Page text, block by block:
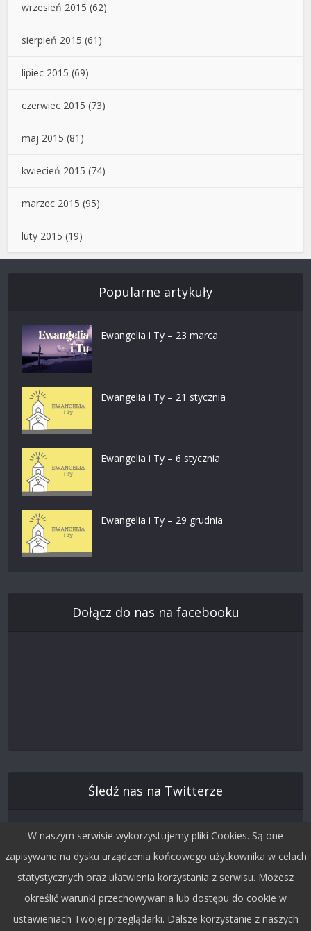
wrzesień 2015 (62)
sierpień 2015 (61)
lipiec 2015 (69)
czerwiec 2015 (73)
maj 2015 (81)
kwiecień 2015 (74)
marzec 2015 (95)
luty 2015 (19)
Popularne artykuły
Ewangelia i Ty – 23 marca
Ewangelia i Ty – 21 stycznia
Ewangelia i Ty – 6 stycznia
Ewangelia i Ty – 29 grudnia
Dołącz do nas na facebooku
Śledź nas na Twitterze
W naszym serwisie wykorzystujemy pliki Cookies. Są one
zapisywane na dysku urządzenia końcowego użytkownika w celach
statystycznych oraz ułatwienia korzystania z serwisu. Możesz
określić warunki przechowywania lub dostępu do cookie w
ustawieniach Twojej przeglądarki. Dalsze korzystanie z naszych